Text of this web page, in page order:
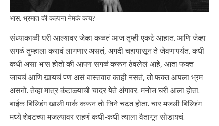
भास, भ्रमात की कल्पना नेमकं काय?
संध्याकाळी घरी आल्यावर जेव्हा कळतं आज तुम्ही एकटे आहात. आणि जेव्हा
सगळं तुम्हाला करावं लागणार असतं, अगदी चहापासून ते जेवणापर्यंत. कधी
कधी असा भास होतो की आपण सगळं करून ठेवलेलं आहे, आता फक्त
जायचं आणि खायचं पण असं वास्तवात काही नसतं, तो फक्त आपला भ्रम
असतो. तेव्हा मात्र कंटाळ्याची चादर येते अंगावर. मनोज घरी आला होता.
बाईक बिल्डिंग खाली पार्क करून तो जिने चढत होता. चार मजली बिल्डिंग
मध्ये शेवटच्या मजल्यावर राहणं कधी-कधी त्याला वैतागून सोडायचं.